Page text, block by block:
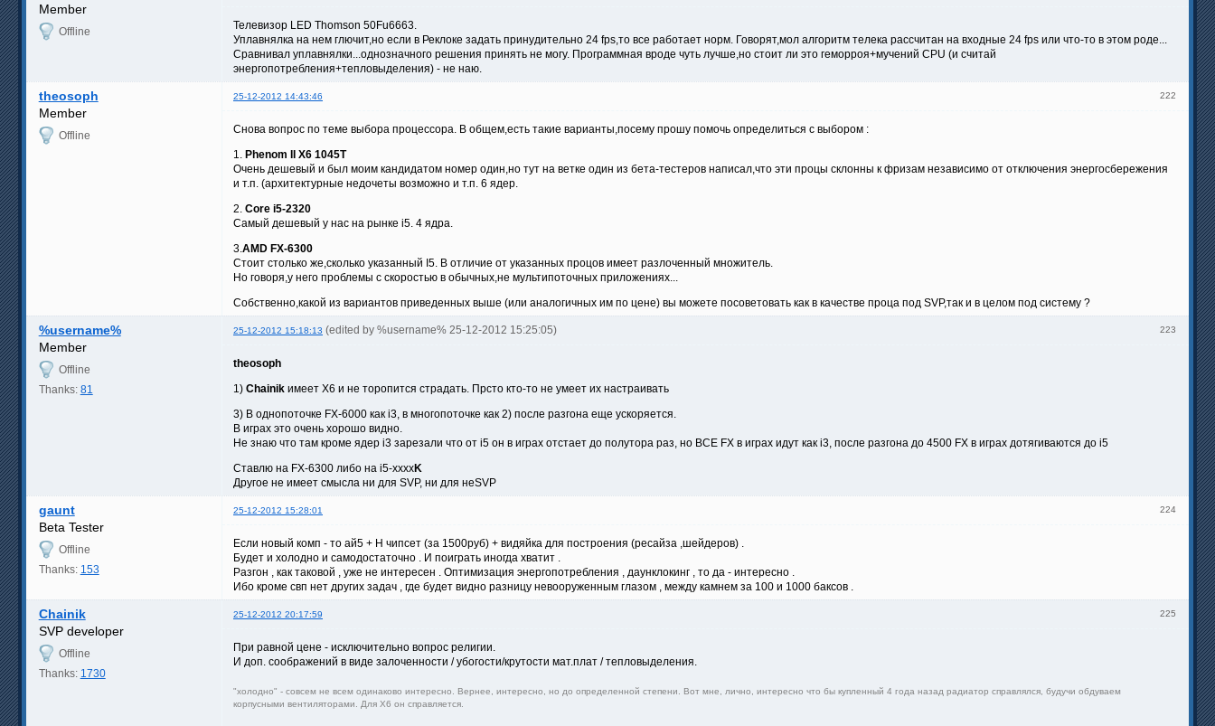
Member
Offline
Телевизор LED Thomson 50Fu6663.
Уплавнялка на нем глючит,но если в Реклоке задать принудительно 24 fps,то все работает норм. Говорят,мол алгоритм телека рассчитан на входные 24 fps или что-то в этом роде...
Сравнивал уплавнялки...однозначного решения принять не могу. Программная вроде чуть лучше,но стоит ли это геморроя+мучений CPU (и считай
энергопотребления+тепловыделения) - не наю.
222
theosoph 25-12-2012 14:43:46
Member
Offline
Снова вопрос по теме выбора процессора. В общем,есть такие варианты,посему прошу помочь определиться с выбором :
1. Phenom II X6 1045T
Очень дешевый и был моим кандидатом номер один,но тут на ветке один из бета-тестеров написал,что эти процы склонны к фризам независимо от отключения энергосбережения
и т.п. (архитектурные недочеты возможно и т.п. 6 ядер.
2. Core i5-2320
Самый дешевый у нас на рынке i5. 4 ядра.
3.AMD FX-6300
Стоит столько же,сколько указанный I5. В отличие от указанных процов имеет разлоченный множитель.
Но говоря,у него проблемы с скоростью в обычных,не мультипоточных приложениях...
Собственно,какой из вариантов приведенных выше (или аналогичных им по цене) вы можете посоветовать как в качестве проца под SVP,так и в целом под систему ?
223
%username% 25-12-2012 15:18:13 (edited by %username% 25-12-2012 15:25:05)
Member
Offline
Thanks: 81
theosoph
1) Chainik имеет Х6 и не торопится страдать. Прсто кто-то не умеет их настраивать
3) В однопоточке FX-6000 как i3, в многопоточке как 2) после разгона еще ускоряется.
В играх это очень хорошо видно.
Не знаю что там кроме ядер i3 зарезали что от i5 он в играх отстает до полутора раз, но ВСЕ FX в играх идут как i3, после разгона до 4500 FX в играх дотягиваются до i5
Ставлю на FX-6300 либо на i5-xxxxK
Другое не имеет смысла ни для SVP, ни для неSVP
224
gaunt 25-12-2012 15:28:01
Beta Tester
Offline
Thanks: 153
Если новый комп - то ай5 + Н чипсет (за 1500руб) + видяйка для построения (ресайза ,шейдеров) .
Будет и холодно и самодостаточно . И поиграть иногда хватит .
Разгон , как таковой , уже не интересен . Оптимизация энергопотребления , даунклокинг , то да - интересно .
Ибо кроме свп нет других задач , где будет видно разницу невооруженным глазом , между камнем за 100 и 1000 баксов .
225
Chainik 25-12-2012 20:17:59
SVP developer
Offline
Thanks: 1730
При равной цене - исключительно вопрос религии.
И доп. соображений в виде залоченности / убогости/крутости мат.плат / тепловыделения.
"холодно" - совсем не всем одинаково интересно. Вернее, интересно, но до определенной степени. Вот мне, лично, интересно что бы купленный 4 года назад радиатор справлялся, будучи обдуваем
корпусными вентиляторами. Для Х6 он справляется.